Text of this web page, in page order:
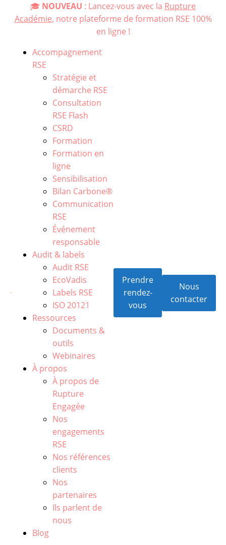
🎓 NOUVEAU : Lancez-vous avec la Rupture
Académie, notre plateforme de formation RSE 100%
en ligne !
Accompagnement
RSE
Stratégie et
démarche RSE
Consultation
RSE Flash
CSRD
Formation
Formation en
ligne
Sensibilisation
Bilan Carbone®
Communication
RSE
Événement
responsable
Audit & labels
Audit RSE
EcoVadis
Labels RSE
ISO 20121
Ressources
Documents &
outils
Webinaires
À propos
À propos de
Rupture
Engagée
Nos
engagements
RSE
Nos références
clients
Nos
partenaires
Ils parlent de
nous
Blog
Prendre
rendez-
vous
Nous
contacter